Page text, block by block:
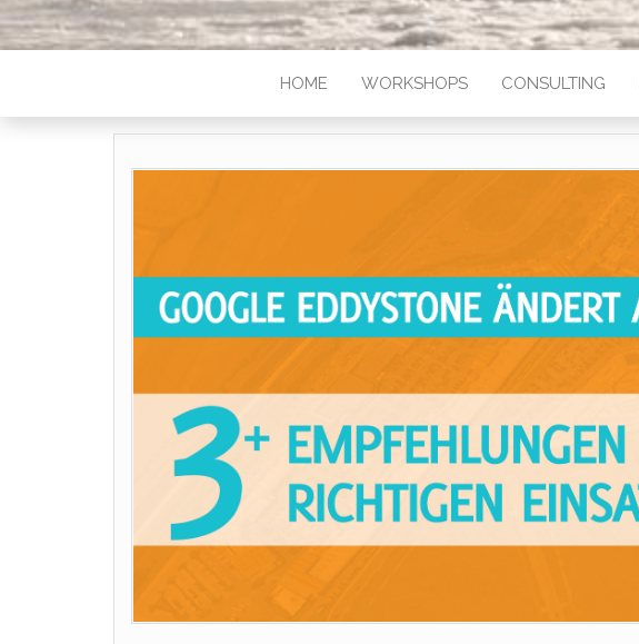
HOME WORKSHOPS CONSULTING